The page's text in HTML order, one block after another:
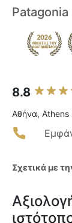
8.8
Αθήνα, Athens
Σχετικά με